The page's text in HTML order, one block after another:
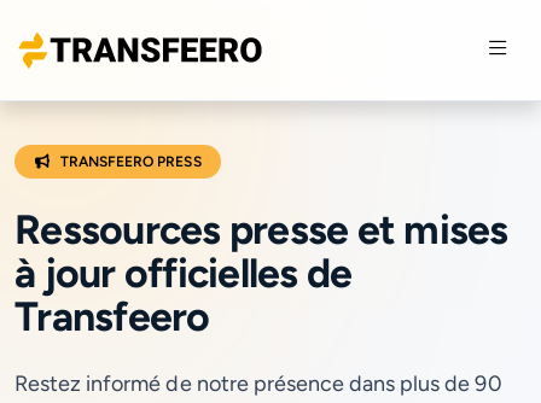
TRANSFEERO PRESS
Ressources presse et mises
à jour officielles de
Transfeero
Restez informé de notre présence dans plus de 90